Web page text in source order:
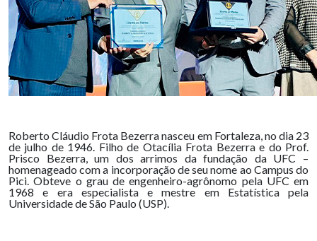
Roberto Cláudio Frota Bezerra nasceu em Fortaleza, no dia 23
de julho de 1946. Filho de Otacília Frota Bezerra e do Prof.
Prisco Bezerra, um dos arrimos da fundação da UFC –
homenageado com a incorporação de seu nome ao Campus do
Pici. Obteve o grau de engenheiro-agrônomo pela UFC em
1968 e era especialista e mestre em Estatística pela
Universidade de São Paulo (USP).